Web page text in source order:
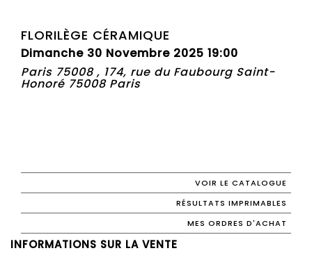
FLORILÈGE CÉRAMIQUE
Dimanche 30 Novembre 2025 19:00
Paris 75008 , 174, rue du Faubourg Saint-
Honoré 75008 Paris
VOIR LE CATALOGUE
RÉSULTATS IMPRIMABLES
MES ORDRES D'ACHAT
INFORMATIONS SUR LA VENTE